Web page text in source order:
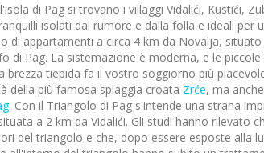
di Pag si trovano i villaggi Vidalići, Kustići,
isolati dal rumore e dalla folla e ideali per
di appartamenti a circa 4 km da Novalja,
di Pag. La sistemazione è moderna, e le
brezza tiepida fa il vostro soggiorno più
della più famosa spiaggia croata Zrće, ma
. Con il Triangolo di Pag s'intende una strana
a 2 km da Vidalići. Gli studi hanno rilevato
del triangolo e che, dopo essere esposte alla